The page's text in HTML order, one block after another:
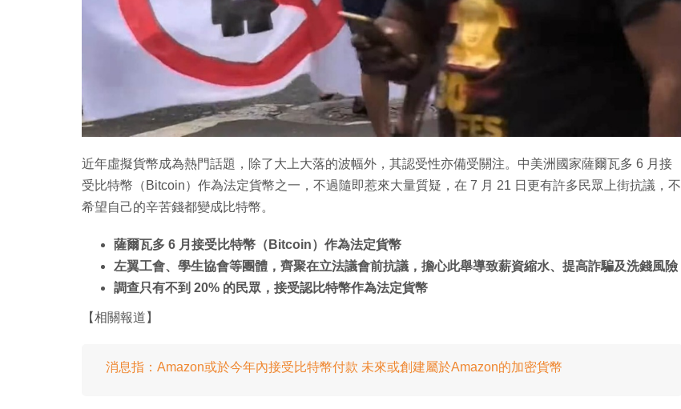
近年虛擬貨幣成為熱門話題，除了大上大落的波幅外，其認受性亦備受關注。中美洲國家薩爾瓦多 6 月接
受比特幣（Bitcoin）作為法定貨幣之一，不過隨即惹來大量質疑，在 7 月 21 日更有許多民眾上街抗議，不
希望自己的辛苦錢都變成比特幣。
薩爾瓦多 6 月接受比特幣（Bitcoin）作為法定貨幣
左翼工會、學生協會等團體，齊聚在立法議會前抗議，擔心此舉導致薪資縮水、提高詐騙及洗錢風險
調查只有不到 20% 的民眾，接受認比特幣作為法定貨幣
【相關報道】
消息指：Amazon或於今年內接受比特幣付款 未來或創建屬於Amazon的加密貨幣